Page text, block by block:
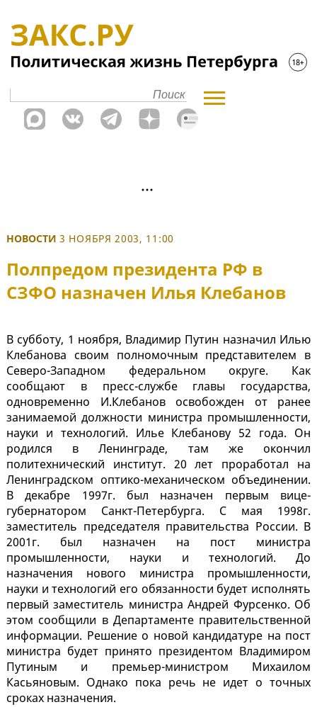
НОВОСТИ 3 НОЯБРЯ 2003, 11:00
Полпредом президента РФ в
СЗФО назначен Илья Клебанов
В субботу, 1 ноября, Владимир Путин назначил Илью
Клебанова своим полномочным представителем в
Северо-Западном федеральном округе. Как
сообщают в пресс-службе главы государства,
одновременно И.Клебанов освобожден от ранее
занимаемой должности министра промышленности,
науки и технологий. Илье Клебанову 52 года. Он
родился в Ленинграде, там же окончил
политехнический институт. 20 лет проработал на
Ленинградском оптико-механическом объединении.
В декабре 1997г. был назначен первым вице-
губернатором Санкт-Петербурга. С мая 1998г.
заместитель председателя правительства России. В
2001г. был назначен на пост министра
промышленности, науки и технологий. До
назначения нового министра промышленности,
науки и технологий его обязанности будет исполнять
первый заместитель министра Андрей Фурсенко. Об
этом сообщили в Департаменте правительственной
информации. Решение о новой кандидатуре на пост
министра будет принято президентом Владимиром
Путиным и премьер-министром Михаилом
Касьяновым. Однако пока речь не идет о точных
сроках назначения.